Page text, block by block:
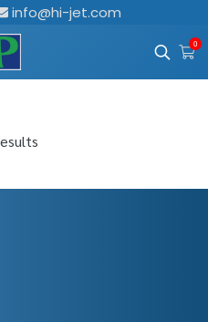
info@hi-jet.com
0